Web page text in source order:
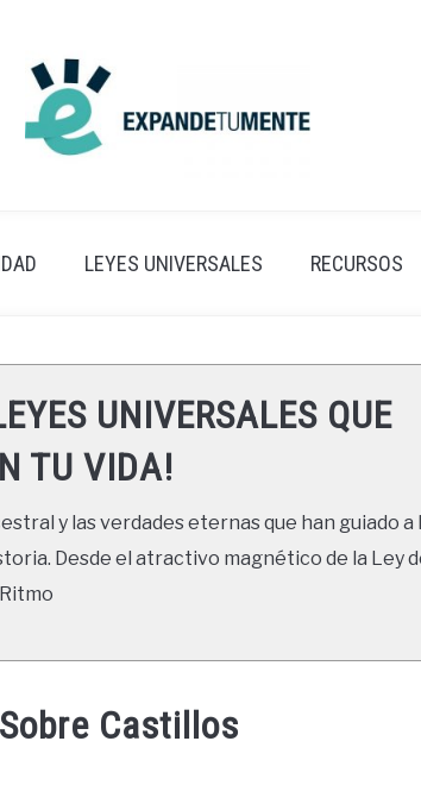
LEYES UNIVERSALES RECURSOS
UNIVERSALES QUE
TU VIDA!
y las verdades eternas que han guiado a
Desde el atractivo magnético de la Ley
Castillos